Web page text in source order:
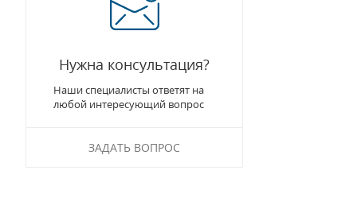
Нужна консультация?
Наши специалисты ответят на
любой интересующий вопрос
ЗАДАТЬ ВОПРОС